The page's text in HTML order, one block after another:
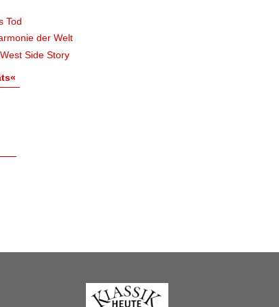
Tod
der Welt
Side Story